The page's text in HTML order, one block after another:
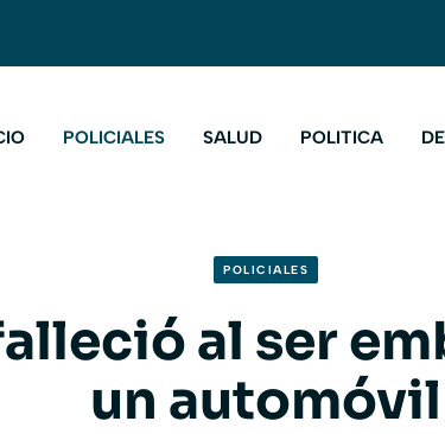
POLICIALES SALUD POLITICA
POLICIALES
al ser
un automóvil